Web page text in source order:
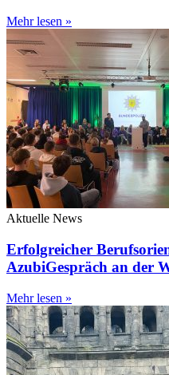
Mehr lesen »
Aktuelle News
Erfolgreicher
AzubiGespräch an der
Mehr lesen »